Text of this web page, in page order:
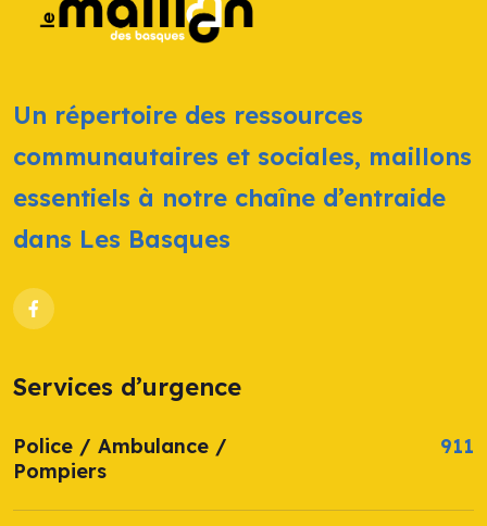
Un répertoire des ressources
communautaires et sociales, maillons
essentiels à notre chaîne d’entraide
dans Les Basques
Services d’urgence
Police / Ambulance /
Pompiers
911